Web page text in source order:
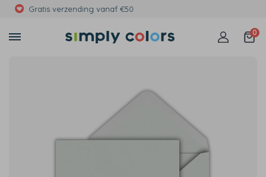
Met foto's, eigen tekst of print
0